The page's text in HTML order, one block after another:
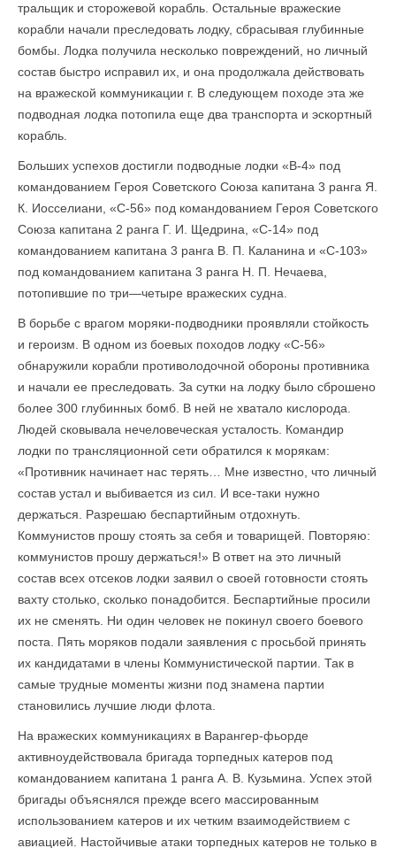
тральщик и сторожевой корабль. Остальные вражеские
корабли начали преследовать лодку, сбрасывая глубинные
бомбы. Лодка получила несколько повреждений, но личный
состав быстро исправил их, и она продолжала действовать
на вражеской коммуникации г. В сле­дующем походе эта же
подводная лодка потопила еще два транспорта и эскортный
корабль.
Больших успехов достигли подводные лодки «В-4» под
командованием Героя Советского Союза капитана 3 ранга Я.
К. Иосселиани, «С-56» под командованием Героя Советского
Союза капитана 2 ранга Г. И. Щедрина, «С-14» под
командованием капитана 3 ранга В. П. Каланина и «С-103»
под командованием капитана 3 ранга Н. П. Нечаева,
потопившие по три—четыре вражеских судна.
В борьбе с врагом моряки-подводники проявляли стойкость
и героизм. В одном из боевых походов лодку «С-56»
обнаружили корабли противолодочной обороны противника
и начали ее преследовать. За сутки на лодку было сброшено
более 300 глубинных бомб. В ней не хватало кислорода.
Людей сковывала нечеловеческая усталость. Командир
лодки по трансляционной сети обратился к морякам:
«Противник начинает нас терять… Мне известно, что личный
состав устал и выбивается из сил. И все-таки нужно
держаться. Разрешаю беспартийным отдохнуть.
Коммунистов прошу стоять за себя и товарищей. Повторяю:
коммунистов прошу держаться!» В ответ на это личный
состав всех отсеков лодки заявил о своей готовности стоять
вахту столько, сколько понадобится. Беспартийные просили
их не сменять. Ни один человек не покинул своего боевого
поста. Пять моряков подали заявления с просьбой принять
их кандидатами в члены Коммунистической партии. Так в
самые трудные моменты жизни под знамена партии
становились лучшие люди флота.
На вражеских коммуникациях в Варангер-фьорде
активноудействовала бригада торпедных катеров под
командованием капитана 1 ранга А. В. Кузьмина. Успех этой
бригады объяснялся прежде всего массированным
использованием катеров и их четким взаимодействием с
авиацией. Настойчивые атаки торпедных катеров не только в